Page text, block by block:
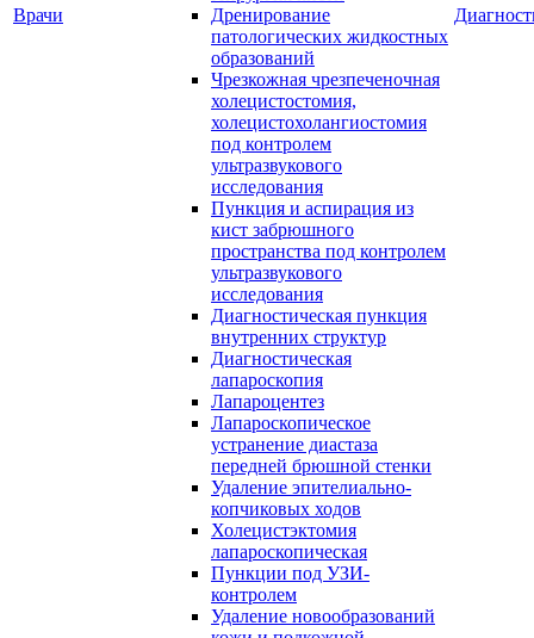
Врачи
Дренирование
патологических жидкостных
образований
Чрезкожная чрезпеченочная
холецистостомия,
холецистохолангиостомия
под контролем
ультразвукового
исследования
Пункция и аспирация из
кист забрюшного
пространства под контролем
ультразвукового
исследования
Диагностическая пункция
внутренних структур
Диагностическая
лапароскопия
Лапароцентез
Лапароскопическое
устранение диастаза
передней брюшной стенки
Удаление эпителиально-
копчиковых ходов
Холецистэктомия
лапароскопическая
Пункции под УЗИ-
контролем
Удаление новообразований